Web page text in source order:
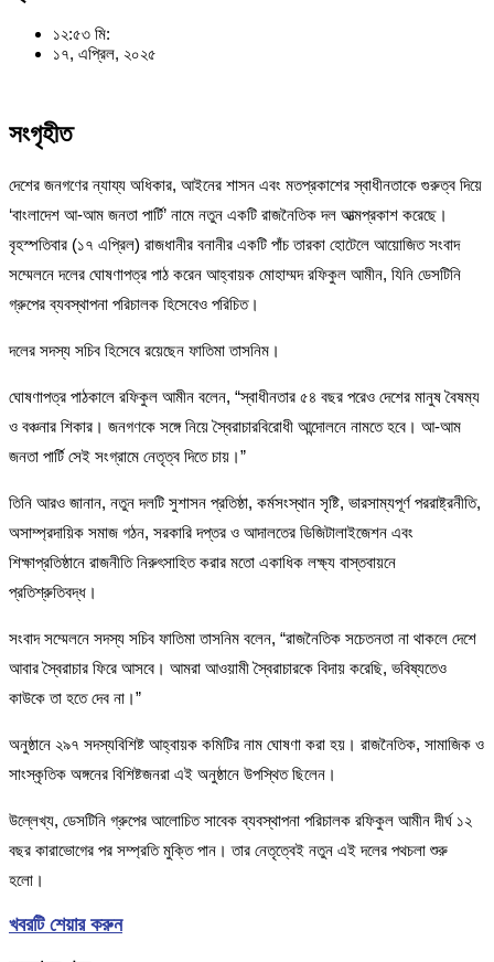
১২:৫৩ মি:
১৭, এপ্রিল, ২০২৫
সংগৃহীত
দেশের জনগণের ন্যায্য অধিকার, আইনের শাসন এবং মতপ্রকাশের স্বাধীনতাকে গুরুত্ব দিয়ে
‘বাংলাদেশ আ-আম জনতা পার্টি’ নামে নতুন একটি রাজনৈতিক দল আত্মপ্রকাশ করেছে।
বৃহস্পতিবার (১৭ এপ্রিল) রাজধানীর বনানীর একটি পাঁচ তারকা হোটেলে আয়োজিত সংবাদ
সম্মেলনে দলের ঘোষণাপত্র পাঠ করেন আহ্বায়ক মোহাম্মদ রফিকুল আমীন, যিনি ডেসটিনি
গ্রুপের ব্যবস্থাপনা পরিচালক হিসেবেও পরিচিত।
দলের সদস্য সচিব হিসেবে রয়েছেন ফাতিমা তাসনিম।
ঘোষণাপত্র পাঠকালে রফিকুল আমীন বলেন, “স্বাধীনতার ৫৪ বছর পরেও দেশের মানুষ বৈষম্য
ও বঞ্চনার শিকার। জনগণকে সঙ্গে নিয়ে স্বৈরাচারবিরোধী আন্দোলনে নামতে হবে। আ-আম
জনতা পার্টি সেই সংগ্রামে নেতৃত্ব দিতে চায়।”
তিনি আরও জানান, নতুন দলটি সুশাসন প্রতিষ্ঠা, কর্মসংস্থান সৃষ্টি, ভারসাম্যপূর্ণ পররাষ্ট্রনীতি,
অসাম্প্রদায়িক সমাজ গঠন, সরকারি দপ্তর ও আদালতের ডিজিটালাইজেশন এবং
শিক্ষাপ্রতিষ্ঠানে রাজনীতি নিরুৎসাহিত করার মতো একাধিক লক্ষ্য বাস্তবায়নে
প্রতিশ্রুতিবদ্ধ।
সংবাদ সম্মেলনে সদস্য সচিব ফাতিমা তাসনিম বলেন, “রাজনৈতিক সচেতনতা না থাকলে দেশে
আবার স্বৈরাচার ফিরে আসবে। আমরা আওয়ামী স্বৈরাচারকে বিদায় করেছি, ভবিষ্যতেও
কাউকে তা হতে দেব না।”
অনুষ্ঠানে ২৯৭ সদস্যবিশিষ্ট আহ্বায়ক কমিটির নাম ঘোষণা করা হয়। রাজনৈতিক, সামাজিক ও
সাংস্কৃতিক অঙ্গনের বিশিষ্টজনরা এই অনুষ্ঠানে উপস্থিত ছিলেন।
উল্লেখ্য, ডেসটিনি গ্রুপের আলোচিত সাবেক ব্যবস্থাপনা পরিচালক রফিকুল আমীন দীর্ঘ ১২
বছর কারাভোগের পর সম্প্রতি মুক্তি পান। তার নেতৃত্বেই নতুন এই দলের পথচলা শুরু
হলো।
খবরটি শেয়ার করুন